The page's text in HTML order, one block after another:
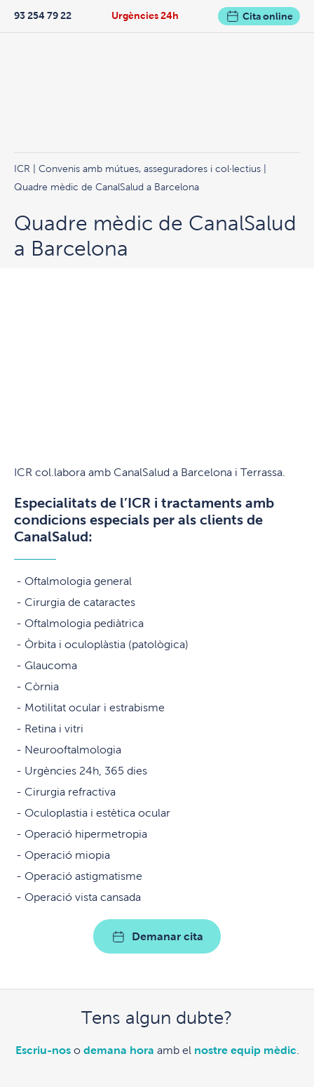
Urgències 24h
93 254 79 22 Cita online
ICR Convenis amb mútues, asseguradores i col·lectius
Quadre mèdic de CanalSalud a Barcelona
Quadre mèdic de CanalSalud
a Barcelona
ICR col.labora amb CanalSalud a Barcelona i Terrassa.
Especialitats de l’ICR i tractaments amb
condicions especials per als clients de
CanalSalud:
Oftalmologia general
Cirurgia de cataractes
Oftalmologia pediàtrica
Òrbita i oculoplàstia (patològica)
Glaucoma
Còrnia
Motilitat ocular i estrabisme
Retina i vitri
Neurooftalmologia
Urgències 24h, 365 dies
Cirurgia refractiva
Oculoplastia i estètica ocular
Operació hipermetropia
Operació miopia
Operació astigmatisme
Operació vista cansada
Demanar cita
Tens algun dubte?
Escriu-noso demana hora amb el nostre equip mèdic.